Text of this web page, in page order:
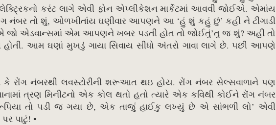
કરંટ લાગે એવી ફોન એપ્લીકેશન માર્કેટમાં આવવી જોઈએ. એમાંય
નંબર તો શું, ઓળખીતાંય ઘણીવાર આપણને આ ‘હું શું કહું છું’ કહી ને ટીંગાડી
એડવાન્સમાં એમ આપણને ખબર પડતી હોત તો જોઈતું’તુ જ શું? અહીં તો
હોતી. આમ ઘણાં મુખડું ગાયા સિવાય સીધો અંતરો ગાવા લાગે છે. પછી આપણે
રોંગ નંબરથી લવસ્ટોરીની શરૂઆત થઇ હોય. રોંગ નંબર સેલ્સવાળાને પણ
ત્રણ મિનીટનો એક કોલ થતો હતો ત્યારે એક કવિથી કોઈને રોંગ નંબર
તો પડી જ ગયા છે, એક તાજું હાઈકુ લખ્યું છે એ સાંભળી લો’ એવી
પાટું! ▪